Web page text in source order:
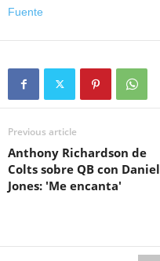
Fuente
Previous article
Anthony Richardson de
Colts sobre QB con Daniel
Jones: 'Me encanta'